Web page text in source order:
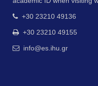
+30 23210 49136
+30 23210 49155
info@es.ihu.gr